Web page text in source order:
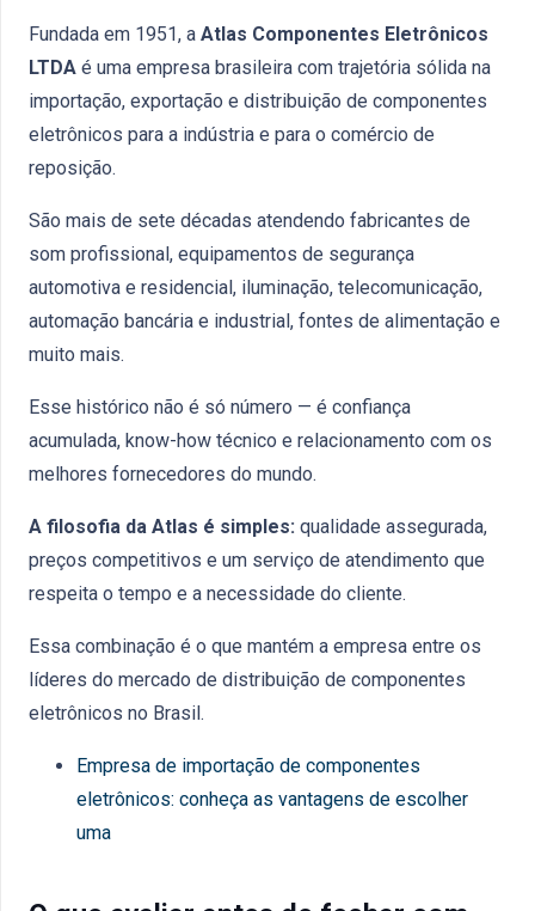
Fundada em 1951, a Atlas Componentes Eletrônicos
LTDA é uma empresa brasileira com trajetória sólida na
importação, exportação e distribuição de componentes
eletrônicos para a indústria e para o comércio de
reposição.
São mais de sete décadas atendendo fabricantes de
som profissional, equipamentos de segurança
automotiva e residencial, iluminação, telecomunicação,
automação bancária e industrial, fontes de alimentação e
muito mais.
Esse histórico não é só número — é confiança
acumulada, know-how técnico e relacionamento com os
melhores fornecedores do mundo.
A filosofia da Atlas é simples: qualidade assegurada,
preços competitivos e um serviço de atendimento que
respeita o tempo e a necessidade do cliente.
Essa combinação é o que mantém a empresa entre os
líderes do mercado de distribuição de componentes
eletrônicos no Brasil.
Empresa de importação de componentes
eletrônicos: conheça as vantagens de escolher
uma